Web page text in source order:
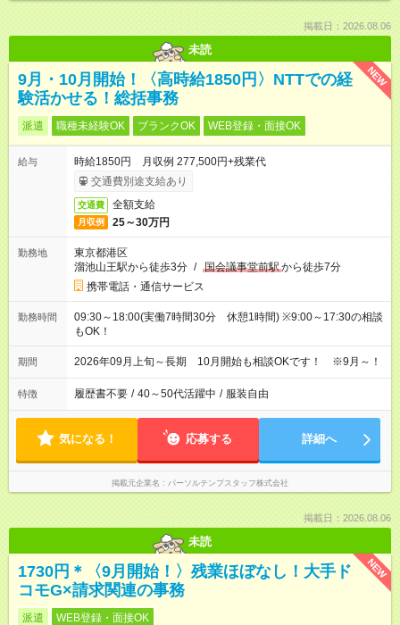
掲載日：2026.08.06
未読
NEW
9月・10月開始！〈高時給1850円〉NTTでの経
験活かせる！総括事務
派遣 職種未経験OK ブランクOK WEB登録・面接OK
給与
時給1850円 月収例 277,500円+残業代
交通費別途支給あり
交通費 全額支給
月収例 25～30万円
勤務地
東京都港区
溜池山王駅から徒歩3分 / 国会議事堂前駅から徒歩7分
携帯電話・通信サービス
勤務時間
09:30～18:00(実働7時間30分 休憩1時間) ※9:00～17:30の相談
もOK！
期間 2026年09月上旬～長期 10月開始も相談OKです！ ※9月～！
特徴 履歴書不要 / 40～50代活躍中 / 服装自由
気になる！ 応募する 詳細へ
掲載元企業名 パーソルテンプスタッフ株式会社
掲載日：2026.08.06
未読
NEW
1730円＊〈9月開始！〉残業ほぼなし！大手ド
コモG×請求関連の事務
派遣 WEB登録・面接OK